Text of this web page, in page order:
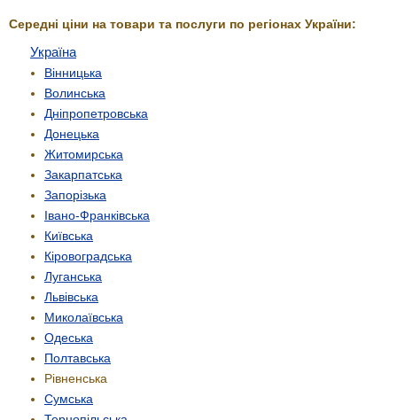
Середні ціни на товари та послуги по регіонах України:
Україна
Вінницька
Волинська
Дніпропетровська
Донецька
Житомирська
Закарпатська
Запорізька
Івано-Франківська
Київська
Кіровоградська
Луганська
Львівська
Миколаївська
Одеська
Полтавська
Рівненська
Сумська